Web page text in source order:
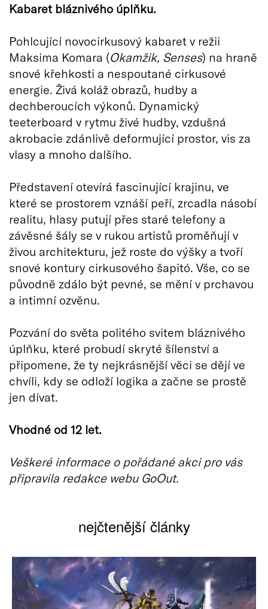
Kabaret bláznivého úplňku.
Pohlcující novocirkusový kabaret v režii
Maksima Komara (Okamžik, Senses) na hraně
snové křehkosti a nespoutané cirkusové
energie. Živá koláž obrazů, hudby a
dechberoucích výkonů. Dynamický
teeterboard v rytmu živé hudby, vzdušná
akrobacie zdánlivě deformující prostor, vis za
vlasy a mnoho dalšího.
Představení otevírá fascinující krajinu, ve
které se prostorem vznáší peří, zrcadla násobí
realitu, hlasy putují přes staré telefony a
závěsné šály se v rukou artistů proměňují v
živou architekturu, jež roste do výšky a tvoří
snové kontury cirkusového šapitó. Vše, co se
původně zdálo být pevné, se mění v prchavou
a intimní ozvěnu.
Pozvání do světa politého svitem bláznivého
úplňku, které probudí skryté šílenství a
připomene, že ty nejkrásnější věci se dějí ve
chvíli, kdy se odloží logika a začne se prostě
jen dívat.
Vhodné od 12 let.
Veškeré informace o pořádané akci pro vás
připravila redakce webu GoOut.
nejčtenější články